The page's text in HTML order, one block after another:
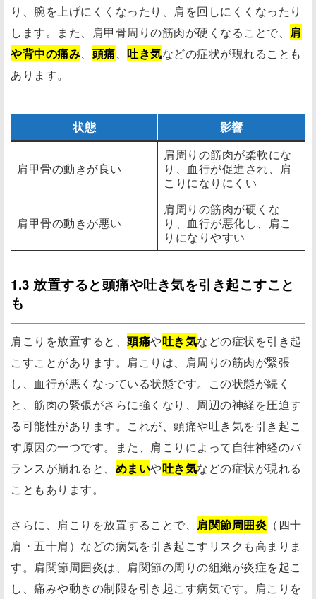
り、腕を上げにくくなったり、肩を回しにくくなったり
します。また、肩甲骨周りの筋肉が硬くなることで、 肩
や背中の痛み、 頭痛、 吐き気などの症状が現れることも
あります。
状態 影響
肩甲骨の動きが良い
肩周りの筋肉が柔軟にな
り、血行が促進され、肩
こりになりにくい
肩甲骨の動きが悪い
肩周りの筋肉が硬くな
り、血行が悪化し、肩こ
りになりやすい
1.3 放置すると頭痛や吐き気を引き起こすこと
も
肩こりを放置すると、 頭痛や吐き気などの症状を引き起
こすことがあります。肩こりは、肩周りの筋肉が緊張
し、血行が悪くなっている状態です。この状態が続く
と、筋肉の緊張がさらに強くなり、周辺の神経を圧迫す
る可能性があります。これが、頭痛や吐き気を引き起こ
す原因の一つです。また、肩こりによって自律神経のバ
ランスが崩れると、 めまいや吐き気などの症状が現れる
こともあります。
さらに、肩こりを放置することで、 肩関節周囲炎 （四十
肩・五十肩）などの病気を引き起こすリスクも高まりま
す。肩関節周囲炎は、肩関節の周りの組織が炎症を起こ
し、痛みや動きの制限を引き起こす病気です。肩こりを